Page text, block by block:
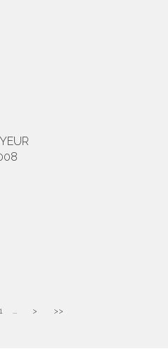
... > >>